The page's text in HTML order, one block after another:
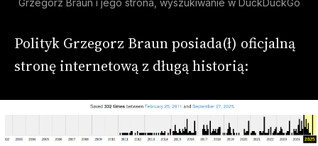
Grzegorz Braun i jego strona, wyszukiwanie w DuckDuckGo
Polityk Grzegorz Braun posiada(ł) oficjalną
stronę internetową z długą historią: